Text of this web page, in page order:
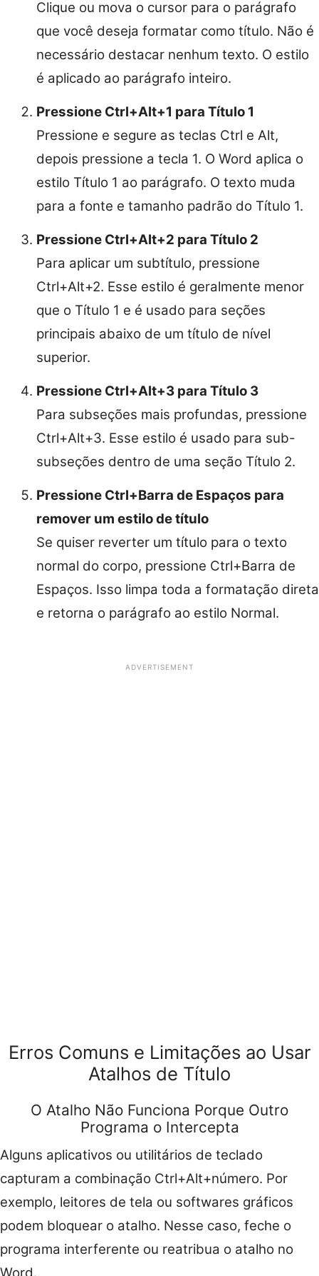
Clique ou mova o cursor para o parágrafo
que você deseja formatar como título. Não é
necessário destacar nenhum texto. O estilo
é aplicado ao parágrafo inteiro.
Pressione Ctrl+Alt+1 para Título 1
Pressione e segure as teclas Ctrl e Alt,
depois pressione a tecla 1. O Word aplica o
estilo Título 1 ao parágrafo. O texto muda
para a fonte e tamanho padrão do Título 1.
Pressione Ctrl+Alt+2 para Título 2
Para aplicar um subtítulo, pressione
Ctrl+Alt+2. Esse estilo é geralmente menor
que o Título 1 e é usado para seções
principais abaixo de um título de nível
superior.
Pressione Ctrl+Alt+3 para Título 3
Para subseções mais profundas, pressione
Ctrl+Alt+3. Esse estilo é usado para sub-
subseções dentro de uma seção Título 2.
Pressione Ctrl+Barra de Espaços para
remover um estilo de título
Se quiser reverter um título para o texto
normal do corpo, pressione Ctrl+Barra de
Espaços. Isso limpa toda a formatação direta
e retorna o parágrafo ao estilo Normal.
ADVERTISEMENT
Erros Comuns e Limitações ao Usar
Atalhos de Título
O Atalho Não Funciona Porque Outro
Programa o Intercepta
Alguns aplicativos ou utilitários de teclado
capturam a combinação Ctrl+Alt+número. Por
exemplo, leitores de tela ou softwares gráficos
podem bloquear o atalho. Nesse caso, feche o
programa interferente ou reatribua o atalho no